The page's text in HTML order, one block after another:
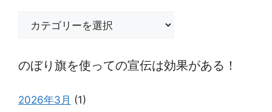
宣
は
を
っ
のぼり旗を使っての宣伝は効果がある！
2026年3月 (1)